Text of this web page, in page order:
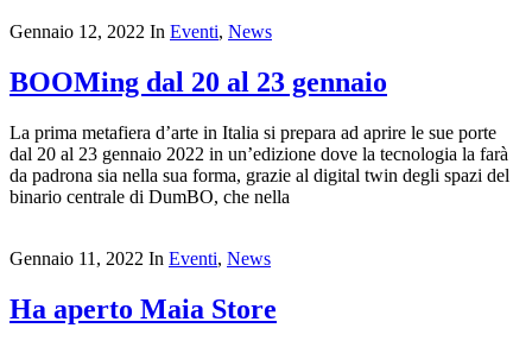
Gennaio 12, 2022 In Eventi, News
BOOMing dal 20 al 23 gennaio
La prima metafiera d’arte in Italia si prepara ad aprire le sue porte
dal 20 al 23 gennaio 2022 in un’edizione dove la tecnologia la farà
da padrona sia nella sua forma, grazie al digital twin degli spazi del
binario centrale di DumBO, che nella
Gennaio 11, 2022 In Eventi, News
Ha aperto Maia Store